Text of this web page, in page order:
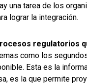
una tarea de los
lograr la integración.
regulatorios
como los
Esta es la
es la que permite